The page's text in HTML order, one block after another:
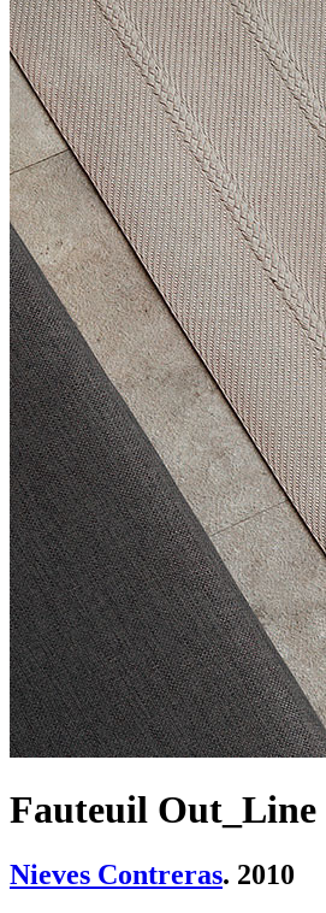
Fauteuil Out_Line
Nieves Contreras. 2010